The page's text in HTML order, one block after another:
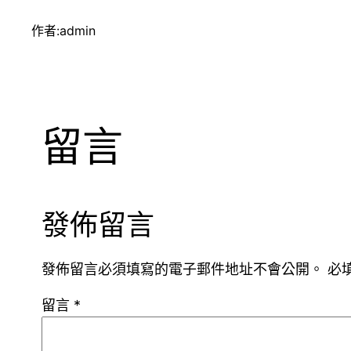
作者:admin
留言
發佈留言
發佈留言必須填寫的電子郵件地址不會公開。 必
留言 *